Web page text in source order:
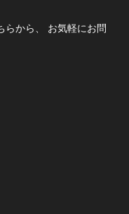
らから、 お気軽にお問